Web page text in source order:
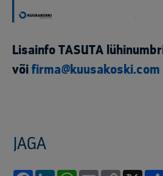
Lisainfo TASUTA
või firma@kuusakoski.com
JAGA